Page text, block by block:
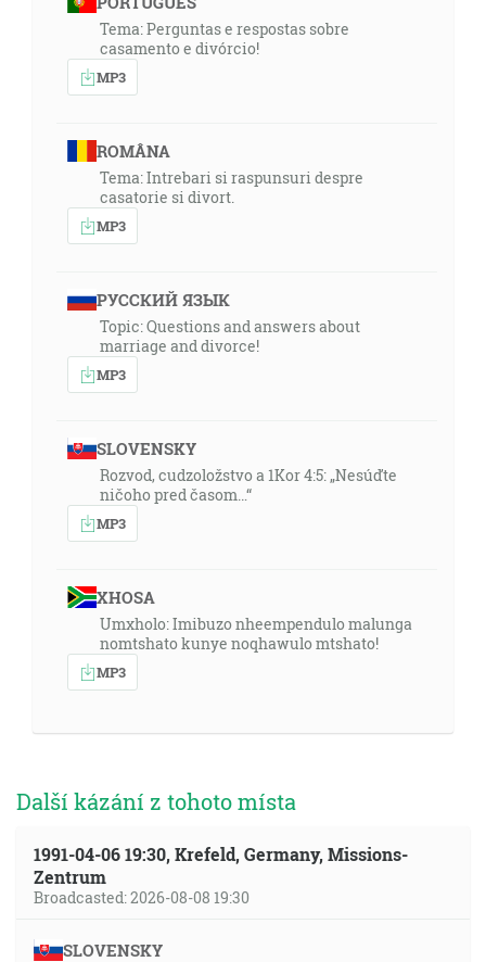
Tema: Perguntas e respostas sobre
casamento e divórcio!
MP3
ROMÂNA
Tema: Intrebari si raspunsuri despre
casatorie si divort.
MP3
РУССКИЙ ЯЗЫК
Topic: Questions and answers about
marriage and divorce!
MP3
SLOVENSKY
Rozvod, cudzoložstvo a 1Kor 4:5: „Nesúďte
ničoho pred časom…“
MP3
XHOSA
Umxholo: Imibuzo nheempendulo malunga
nomtshato kunye noqhawulo mtshato!
MP3
Další kázání z tohoto místa
1991-04-06 19:30, Krefeld, Germany, Missions-
Zentrum
Broadcasted: 2026-08-08 19:30
SLOVENSKY